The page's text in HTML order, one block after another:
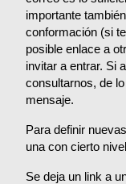
importante
conformación (si
posible enlace a
invitar a entrar. Si
consultarnos, de
mensaje.
Para definir
una con cierto
Se deja un link a